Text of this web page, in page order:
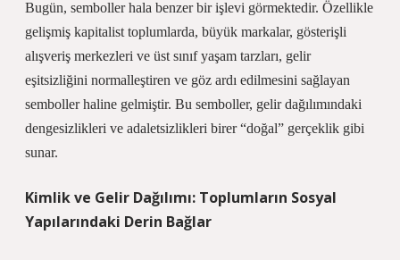
Bugün, semboller hala benzer bir işlevi görmektedir. Özellikle
gelişmiş kapitalist toplumlarda, büyük markalar, gösterişli
alışveriş merkezleri ve üst sınıf yaşam tarzları, gelir
eşitsizliğini normalleştiren ve göz ardı edilmesini sağlayan
semboller haline gelmiştir. Bu semboller, gelir dağılımındaki
dengesizlikleri ve adaletsizlikleri birer “doğal” gerçeklik gibi
sunar.
Kimlik ve Gelir Dağılımı: Toplumların Sosyal
Yapılarındaki Derin Bağlar